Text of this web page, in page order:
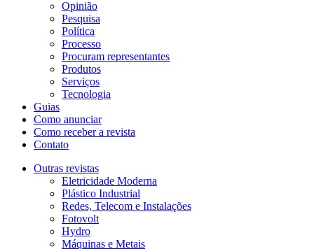
Opinião
Pesquisa
Política
Processo
Procuram representantes
Produtos
Serviços
Tecnologia
Guias
Como anunciar
Como receber a revista
Contato
Outras revistas
Eletricidade Moderna
Plástico Industrial
Redes, Telecom e Instalações
Fotovolt
Hydro
Máquinas e Metais